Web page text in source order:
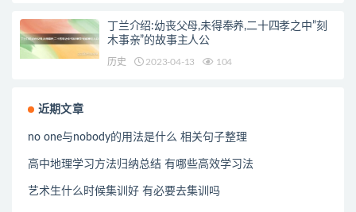
丁兰介绍:幼丧父母,未得奉养,二十四孝之中”刻
木事亲”的故事主人公
历史 2023-04-13 104
近期文章
no one与nobody的用法是什么 相关句子整理
高中地理学习方法归纳总结 有哪些高效学习法
艺术生什么时候集训好 有必要去集训吗